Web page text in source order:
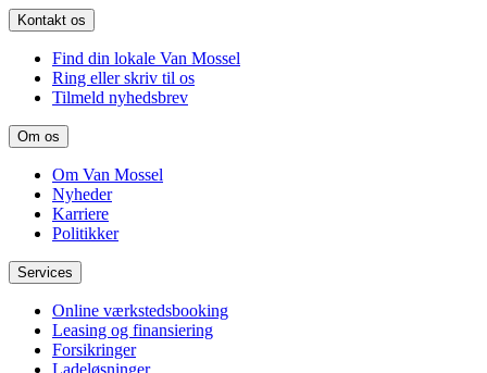
Kontakt os
Find din lokale Van Mossel
Ring eller skriv til os
Tilmeld nyhedsbrev
Om os
Om Van Mossel
Nyheder
Karriere
Politikker
Services
Online værkstedsbooking
Leasing og finansiering
Forsikringer